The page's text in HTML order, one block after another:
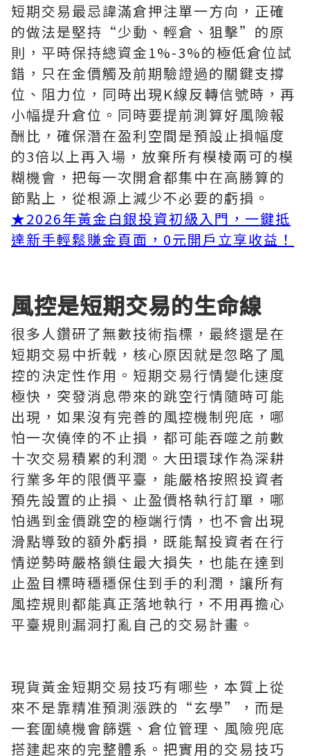
短期交易最忌諱滿倉押注單一方向，正確
的做法是堅持“少動、輕倉、狙擊”的原
則，平時保持總資金1%-3%的極低倉位試
錯，只在金價觸及前期驗證過的關鍵支撐
位、阻力位，同時出現K線反轉信號時，再
小幅提升倉位。同時要提前測算好風險報
酬比，確保潛在盈利空間是預設止損幅度
的3倍以上再入場，放棄所有模棱兩可的模
糊機會，把每一次開倉都集中在高勝算的
節點上，從根源上減少不必要的虧損。
★2026年黃金白銀投資初級入門，一鍵抵
達新手輕鬆賺金頁面，0元開戶立享收益！
風控是短期交易的生命線
很多人鑽研了無數技術指標，最終還是在
短期交易中折戟，核心原因就是忽略了風
控的決定性作用。短期交易行情變化速度
極快，突發消息帶來的跳空行情隨時可能
出現，如果沒有完善的風控機制兜底，哪
怕一次僥倖的不止損，都可能吞噬之前數
十次交易積累的利潤。大田環球作為深耕
行業多年的限價平臺，能嚴格按照投資者
預先設置的止損、止盈價格執行訂單，哪
怕遇到金價跳空的極端行情，也不會出現
滑點導致的額外虧損，既能幫投資者在行
情逆勢時嚴格鎖住最大損失，也能在達到
止盈目標時穩穩保住到手的利潤，讓所有
風控規則都能真正落地執行，不用再擔心
平臺規則漏洞打亂自己的交易計畫。
現貨黃金短期交易技巧有哪些，本質上從
來不是靠精准預測漲跌的“玄學”，而是
一套圍繞機會篩選、倉位管理、風險兜底
搭建起來的完整體系。把實用的交易技巧